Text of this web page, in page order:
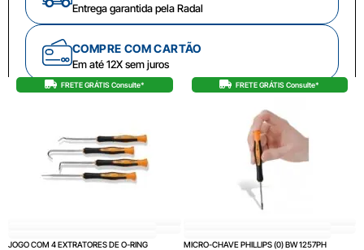
Entrega garantida pela Radal
COMPRE COM CARTÃO
Em até 12X sem juros
FRETE GRÁTIS Consulte*
JOGO COM 4 EXTRATORES DE O-RING
FRETE GRÁTIS Consulte*
MICRO-CHAVE PHILLIPS (0) BW 1257PH